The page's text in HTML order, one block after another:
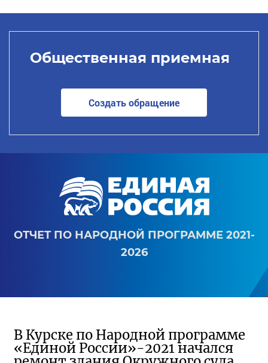
Общественная приемная
Создать обращение
ОТЧЕТ ПО НАРОДНОЙ ПРОГРАММЕ 2021-
2026
В Курске по Народной программе
«Единой России»-2021 начался